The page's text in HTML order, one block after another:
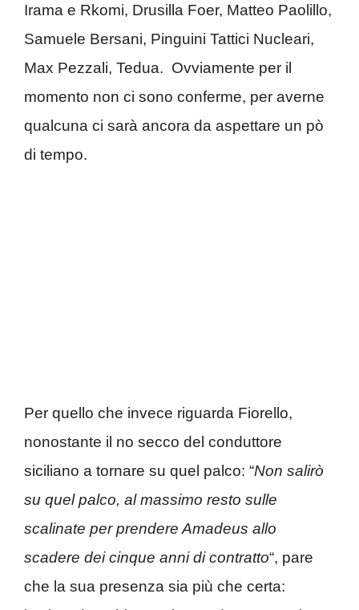
Irama e Rkomi, Drusilla Foer, Matteo Paolillo,
Samuele Bersani, Pinguini Tattici Nucleari,
Max Pezzali, Tedua. Ovviamente per il
momento non ci sono conferme, per averne
qualcuna ci sarà ancora da aspettare un pò
di tempo.
Per quello che invece riguarda Fiorello,
nonostante il no secco del conduttore
siciliano a tornare su quel palco: “Non salirò
su quel palco, al massimo resto sulle
scalinate per prendere Amadeus allo
scadere dei cinque anni di contratto“, pare
che la sua presenza sia più che certa: